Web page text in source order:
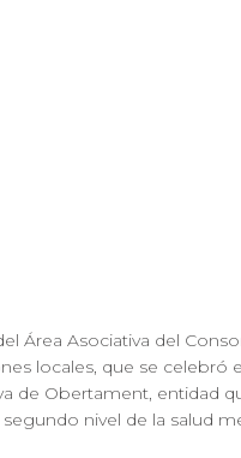
Área Asociativa del
locales, que se celebró
de Obertament, entidad
nivel de la salud